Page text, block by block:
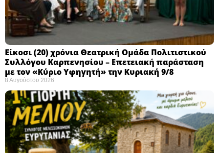
Eίκοσι (20) χρόνια Θεατρική Ομάδα Πολιτιστικού
Συλλόγου Καρπενησίου – Επετειακή παράσταση
με τον «Κύριο Υφηγητή» την Κυριακή 9/8
8 Αυγούστου 2026